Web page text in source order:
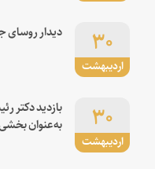
اردیبهشت
۳۰ دیدار روسای
اردیبهشت
۳۰
بازدید دکتر
به‌عنوان